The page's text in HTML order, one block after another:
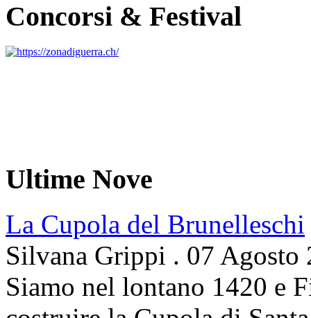
Concorsi & Festival
Ultime Nove
La Cupola del Brunelleschi
Silvana Grippi . 07 Agosto
Siamo nel lontano 1420 e